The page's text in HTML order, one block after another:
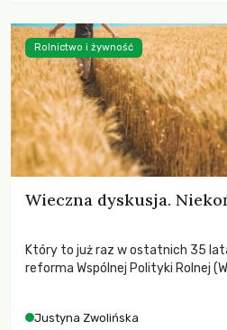
Wieczna dyskusja.
Który to już raz w ostatnich 35
reforma Wspólnej Polityki Rolnej
Justyna Zwolińska
Rolnictwo i żywność